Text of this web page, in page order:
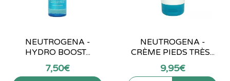
NEUTROGENA -
HYDRO BOOST...
7,50€
NEUTROGENA -
CRÈME PIEDS TRÈS...
9,95€